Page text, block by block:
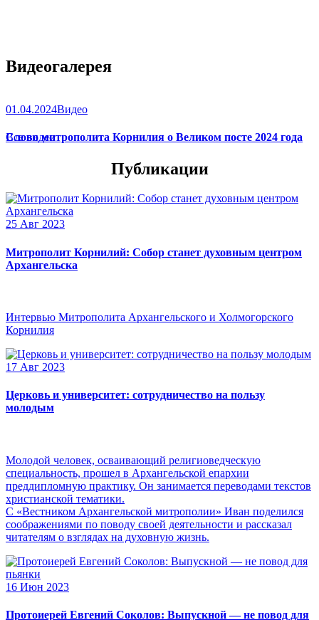
Видеогалерея
01.04.2024Видео
Слово митрополита Корнилия о Великом посте 2024 года
Все видео
Публикации
25 Авг 2023
Митрополит Корнилий: Собор станет духовным центром
Архангельска
Интервью Митрополита Архангельского и Холмогорского
Корнилия
17 Авг 2023
Церковь и университет: сотрудничество на пользу
молодым
Молодой человек, осваивающий религиоведческую
специальность, прошел в Архангельской епархии
преддипломную практику. Он занимается переводами текстов
христианской тематики.
С «Вестником Архангельской митрополии» Иван поделился
соображениями по поводу своей деятельности и рассказал
читателям о взглядах на духовную жизнь.
16 Июн 2023
Протоиерей Евгений Соколов: Выпускной — не повод для